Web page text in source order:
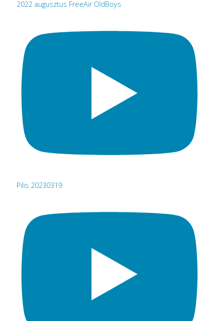
2022 augusztus FreeAir OldBoys
Pilis 20230319